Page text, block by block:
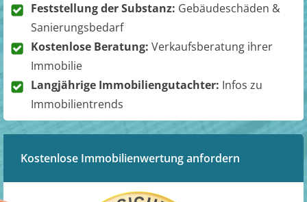
Feststellung der Substanz: Gebäudeschäden &
Sanierungsbedarf
Kostenlose Beratung: Verkaufsberatung ihrer
Immobilie
Langjährige Immobiliengutachter: Infos zu
Immobilientrends
Kostenlose Immobilienwertung anfordern